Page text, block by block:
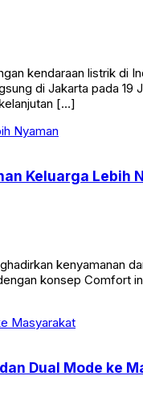
kendaraan listrik di
di Jakarta pada 19
[…]
Keluarga Lebih
kenyamanan
konsep Comfort
Dual Mode ke